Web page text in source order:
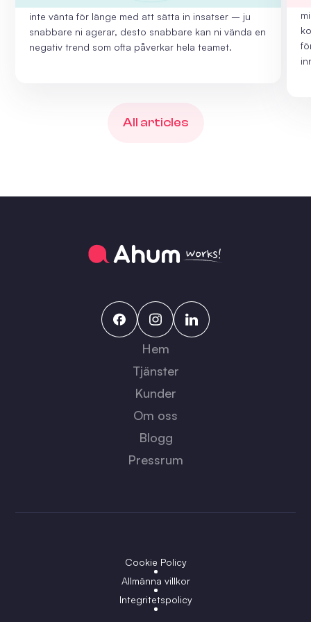
inte vänta för länge med att sätta in insatser – ju
snabbare ni agerar, desto snabbare kan ni vända en
negativ trend som ofta påverkar hela teamet.
All articles
Hem
Tjänster
Kunder
Om oss
Blogg
Pressrum
Cookie Policy
Allmänna villkor
Integritetspolicy